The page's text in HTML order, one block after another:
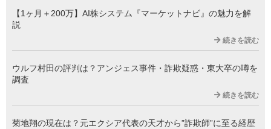
【1ヶ月＋200万】AI株システム『マーケットナビ』の魅力を解
説
続きを読む
ウルフ村田の評判は？アンジェス事件・詐欺疑惑・東大卒の噂を
調査
続きを読む
菊地翔の現在は？元エクシア代表の天才から”詐欺師”に至る経歴